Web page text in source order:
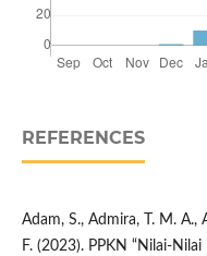
REFERENCES
Adam, S., Admira, T. M. A.,
F. (2023). PPKN “Nilai-